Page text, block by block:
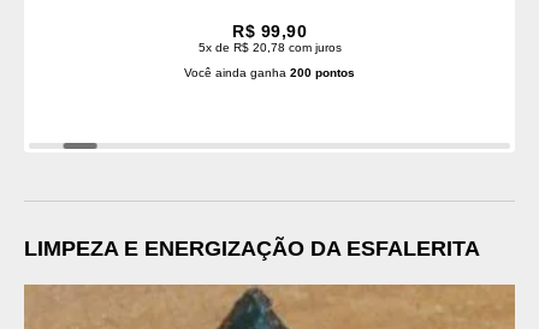
R$ 99,90
5x de R$ 20,78 com juros
Você ainda ganha 200 pontos
LIMPEZA E ENERGIZAÇÃO DA ESFALERITA